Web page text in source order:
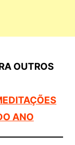
OUTROS
ANO